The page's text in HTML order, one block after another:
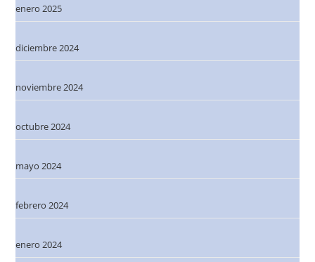
enero 2025
diciembre 2024
noviembre 2024
octubre 2024
mayo 2024
febrero 2024
enero 2024